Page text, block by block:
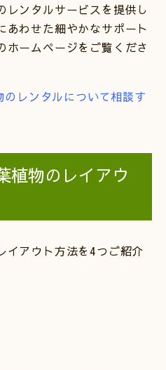
レンタルサービスを提供し
あわせた細やかなサポート
ホームページをご覧くださ
のレンタルについて相談す
植物のレイアウ
イアウト方法を4つご紹介